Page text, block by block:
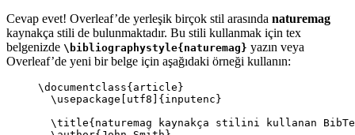
Cevap evet! Overleaf’de yerleşik birçok stil arasında naturemag
kaynakça stili de bulunmaktadır. Bu stili kullanmak için tex
belgenizde \bibliographystyle{naturemag} yazın veya
Overleaf’de yeni bir belge için aşağıdaki örneği kullanın:
\documentclass{ article }
\usepackage
utf8 ]{ inputenc }
\title{naturemag kaynakça stilini kullanan